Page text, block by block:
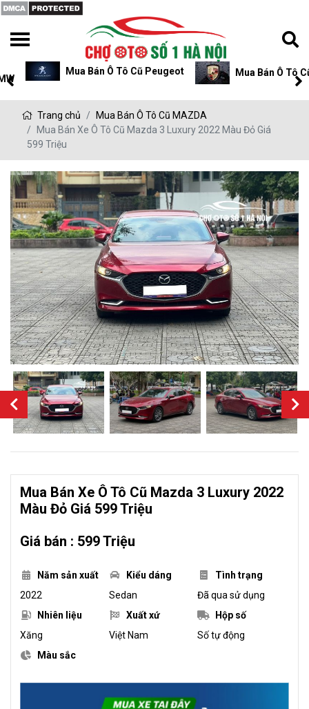
Mua Bán Ô Tô Cũ Peugeot Mua Bán Ô Tô Cũ
Trang chủ
Mua Bán Ô Tô Cũ MAZDA
Mua Bán Xe Ô Tô Cũ Mazda 3 Luxury 2022 Màu Đỏ Giá
599 Triệu
Mua Bán Xe Ô Tô Cũ Mazda 3 Luxury 2022
Màu Đỏ Giá 599 Triệu
Giá bán : 599 Triệu
Năm sản xuất
2022
Kiểu dáng
Sedan
Tình trạng
Đã qua sử dụng
Nhiên liệu
Xăng
Xuất xứ
Việt Nam
Hộp số
Số tự động
Màu sắc